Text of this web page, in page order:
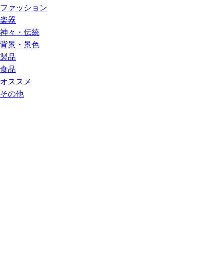
ファッション
楽器
神々・伝統
背景・景色
製品
食品
オススメ
その他